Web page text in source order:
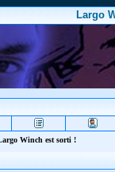
Largo
Winch est sorti !